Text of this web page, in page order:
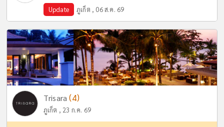
Update ภูเก็ต , 06 ส.ค. 69
Trisara(4)
ภูเก็ต , 23 ก.ค. 69